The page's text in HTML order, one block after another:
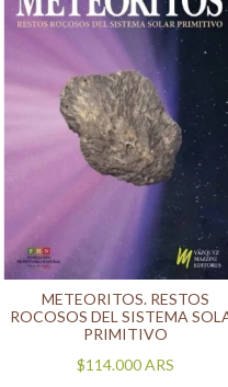
METEORITOS. RESTOS
ROCOSOS DEL SISTEMA
PRIMITIVO
$114.000ARS